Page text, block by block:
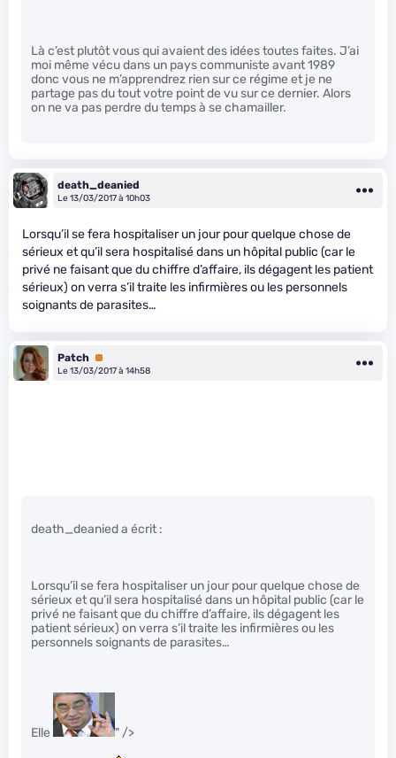
Là c’est plutôt vous qui avaient des idées toutes faites. J’ai
moi même vécu dans un pays communiste avant 1989
donc vous ne m’apprendrez rien sur ce régime et je ne
partage pas du tout votre point de vu sur ce dernier. Alors
on ne va pas perdre du temps à se chamailler.
death_deanied
Le 13/03/2017 à 10h03
Lorsqu’il se fera hospitaliser un jour pour quelque chose de
sérieux et qu’il sera hospitalisé dans un hôpital public (car le
privé ne faisant que du chiffre d’affaire, ils dégagent les patient
sérieux) on verra s’il traite les infirmières ou les personnels
soignants de parasites…
Patch Premium
Le 13/03/2017 à 14h58
death_deanied a écrit :
Lorsqu’il se fera hospitaliser un jour pour quelque chose de
sérieux et qu’il sera hospitalisé dans un hôpital public (car le
privé ne faisant que du chiffre d’affaire, ils dégagent les
patient sérieux) on verra s’il traite les infirmières ou les
personnels soignants de parasites…
Elle " />